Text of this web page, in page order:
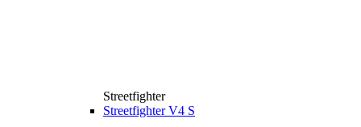
Streetfighter
Streetfighter V4 S